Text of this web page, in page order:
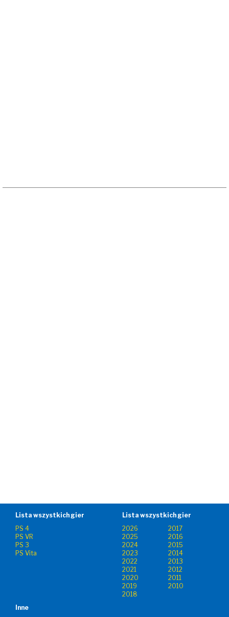
Lista wszystkich gier
PS 4
PS VR
PS 3
PS Vita
Lista wszystkich gier
2026
2017
2025
2016
2024
2015
2023
2014
2022
2013
2021
2012
2020
2011
2019
2010
2018
Inne